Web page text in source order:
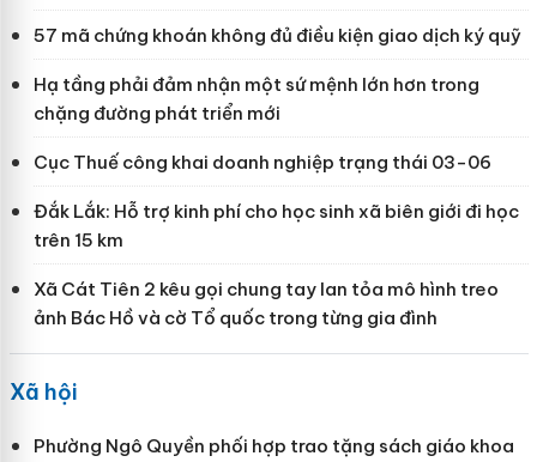
57 mã chứng khoán không đủ điều kiện giao dịch ký quỹ
Hạ tầng phải đảm nhận một sứ mệnh lớn hơn trong
chặng đường phát triển mới
Cục Thuế công khai doanh nghiệp trạng thái 03-06
Đắk Lắk: Hỗ trợ kinh phí cho học sinh xã biên giới đi học
trên 15 km
Xã Cát Tiên 2 kêu gọi chung tay lan tỏa mô hình treo
ảnh Bác Hồ và cờ Tổ quốc trong từng gia đình
Xã hội
Phường Ngô Quyền phối hợp trao tặng sách giáo khoa